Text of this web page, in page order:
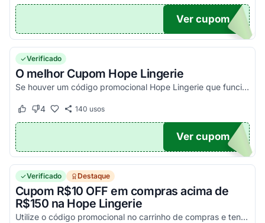
AW
Ver cupom
Verificado
O melhor Cupom Hope Lingerie
Se houver um código promocional Hope Lingerie que funciona, ele estará aqui na nossa página. Pegue o voucher e confira agora!
Este cupom funcionou
Este cupom não funcionou
4 140 usos
TICO
Ver cupom
Verificado Destaque
Cupom R$10 OFF em compras acima de
R$150 na Hope Lingerie
Utilize o código promocional no carrinho de compras e tenha desconto de R$10 nas compras acima de R$150 reais na Hope. Válido apenas na primeira compra por CPF. Confira!